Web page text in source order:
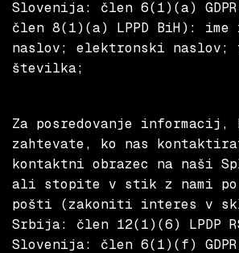
Slovenija: člen 6(1)(a)
člen 8(1)(a) LPPD BiH):
naslov; elektronski naslov;
številka;
Za posredovanje
zahtevate, ko nas
kontaktni obrazec na naši
ali stopite v stik z nami
pošti (zakoniti interes v
Srbija: člen 12(1)(6) LPDP
Slovenija: člen 6(1)(f)